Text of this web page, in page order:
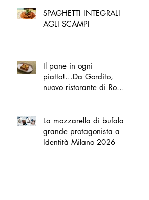
SPAGHETTI INTEGRALI
AGLI SCAMPI
Il pane in ogni
piatto!...Da Gordito,
nuovo ristorante di Roma
La mozzarella di bufala
grande protagonista a
Identità Milano 2026